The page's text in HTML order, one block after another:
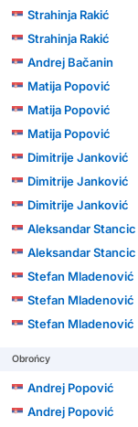
Strahinja Rakić
Strahinja Rakić
Andrej Bačanin
Matija Popović
Matija Popović
Matija Popović
Dimitrije Janković
Dimitrije Janković
Dimitrije Janković
Aleksandar Stancic
Aleksandar Stancic
Stefan Mladenović
Stefan Mladenović
Stefan Mladenović
Obrońcy
Andrej Popović
Andrej Popović